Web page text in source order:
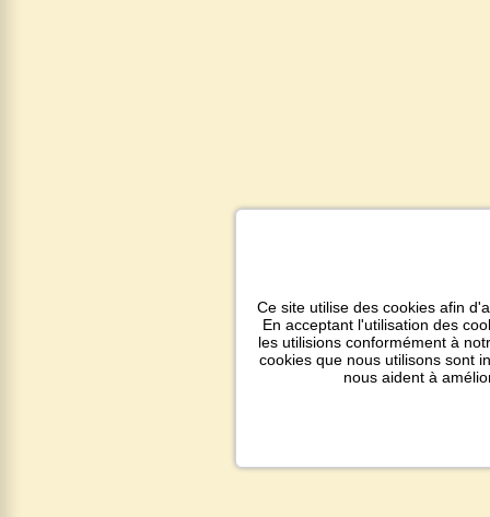
Ce site utilise des cookies afin
En acceptant l'utilisation des
les utilisions conformément à
cookies que nous utilisons sont
nous aident à